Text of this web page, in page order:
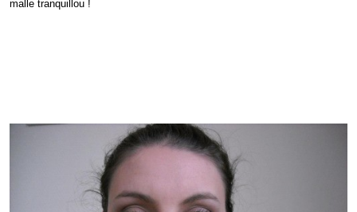
malle tranquillou !